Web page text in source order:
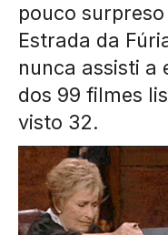
pouco
Estrada da
nunca assisti a
dos 99 filmes
visto 32.